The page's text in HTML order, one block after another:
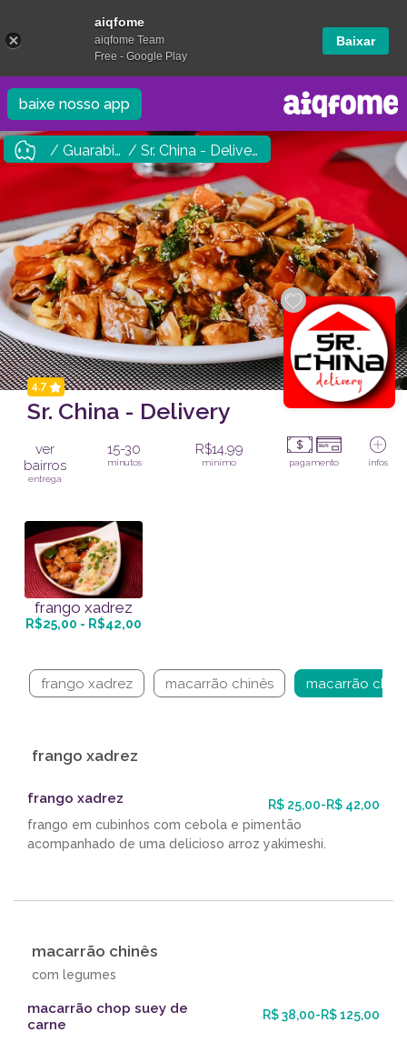
baixe nosso app
/ Guarabira / Sr. China - Delivery
4.7
Sr. China - Delivery
ver
bairros
entrega
15-30
minutos
R$14,99
mínimo pagamento infos
frango xadrez
R$25,00 - R$42,00
frango xadrez macarrão chinês macarrão
frango xadrez
frango xadrez
R$ 25,00-R$ 42,00
frango em cubinhos com cebola e pimentão
acompanhado de uma delicioso arroz yakimeshi.
macarrão chinês
com legumes
macarrão chop suey de
carne
R$ 38,00-R$ 125,00
aiqfome
aiqfome Team
Free - Google Play
Baixar